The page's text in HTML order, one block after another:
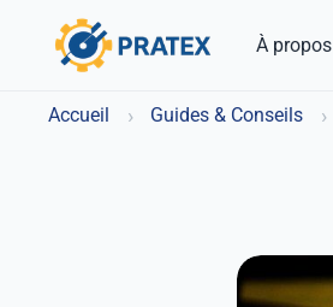
À propos
Accueil › Guides & Conseils ›